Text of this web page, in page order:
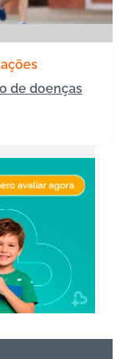
de doenças